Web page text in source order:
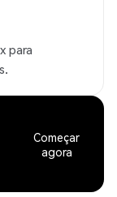
para
Começar
agora